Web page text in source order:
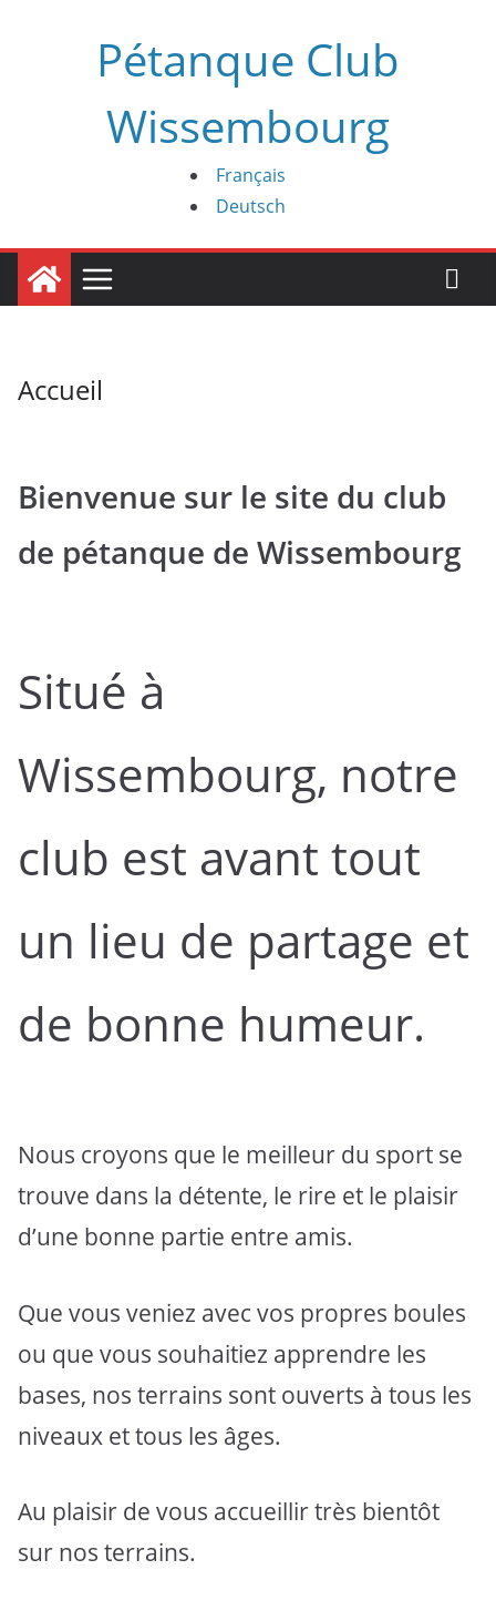
Pétanque Club
Wissembourg
Français
Deutsch
Accueil
Bienvenue sur le site du club
de pétanque de Wissembourg
Situé à
Wissembourg, notre
club est avant tout
un lieu de partage et
de bonne humeur.
Nous croyons que le meilleur du sport se
trouve dans la détente, le rire et le plaisir
d’une bonne partie entre amis.
Que vous veniez avec vos propres boules
ou que vous souhaitiez apprendre les
bases, nos terrains sont ouverts à tous les
niveaux et tous les âges.
Au plaisir de vous accueillir très bientôt
sur nos terrains.